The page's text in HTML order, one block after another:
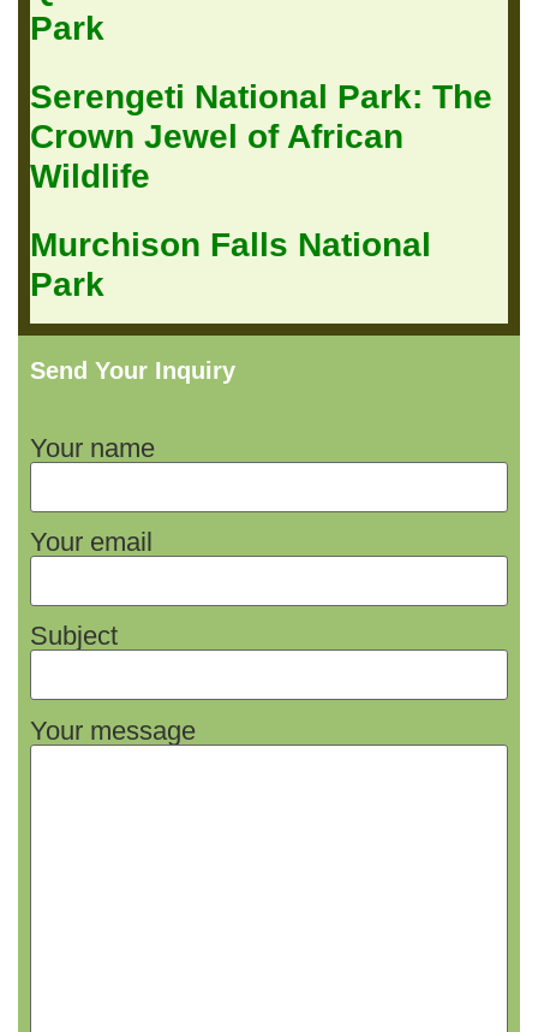
Park
Serengeti National Park: The
Crown Jewel of African
Wildlife
Murchison Falls National
Park
Send Your Inquiry
Your name
Your email
Subject
Your message